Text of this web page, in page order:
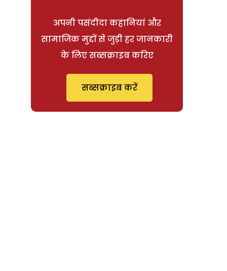
अपनी पसंदीदा कहानियां और
सामाजिक मुद्दों से जुड़ी हर जानकारी
के लिए सब्सक्राइब करिए
सब्सक्राइब करें